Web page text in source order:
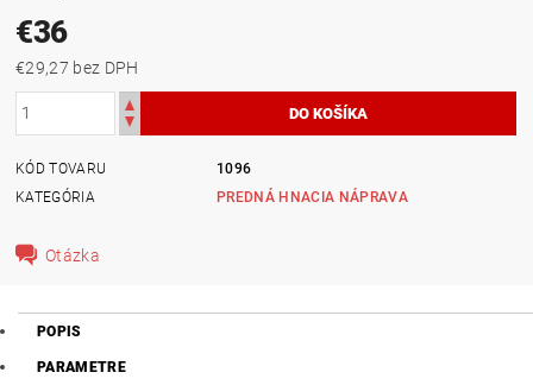
€36
€29,27 bez DPH
KÓD TOVARU
1096
KATEGÓRIA
PREDNÁ HNACIA NÁPRAVA
Otázka
POPIS
PARAMETRE